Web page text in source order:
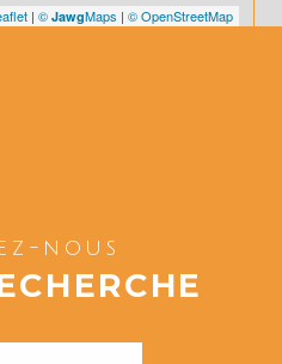
| © JawgMaps | © OpenStreetMap
nous